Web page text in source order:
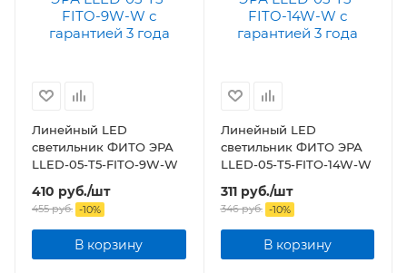
Линейный LED
светильник ФИТО ЭРА
LLED-05-T5-FITO-9W-W
410 руб./шт
455руб. -10%
В корзину
Линейный LED
светильник ФИТО ЭРА
LLED-05-T5-FITO-14W-W
311руб./шт
346руб. -10%
В корзину